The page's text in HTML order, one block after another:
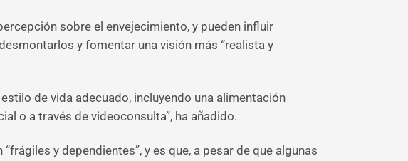
sobre el envejecimiento, y pueden influir
y fomentar una visión más “realista y
de vida adecuado, incluyendo una alimentación
o a través de videoconsulta”, ha añadido.
y dependientes”, y es que, a pesar de que algunas